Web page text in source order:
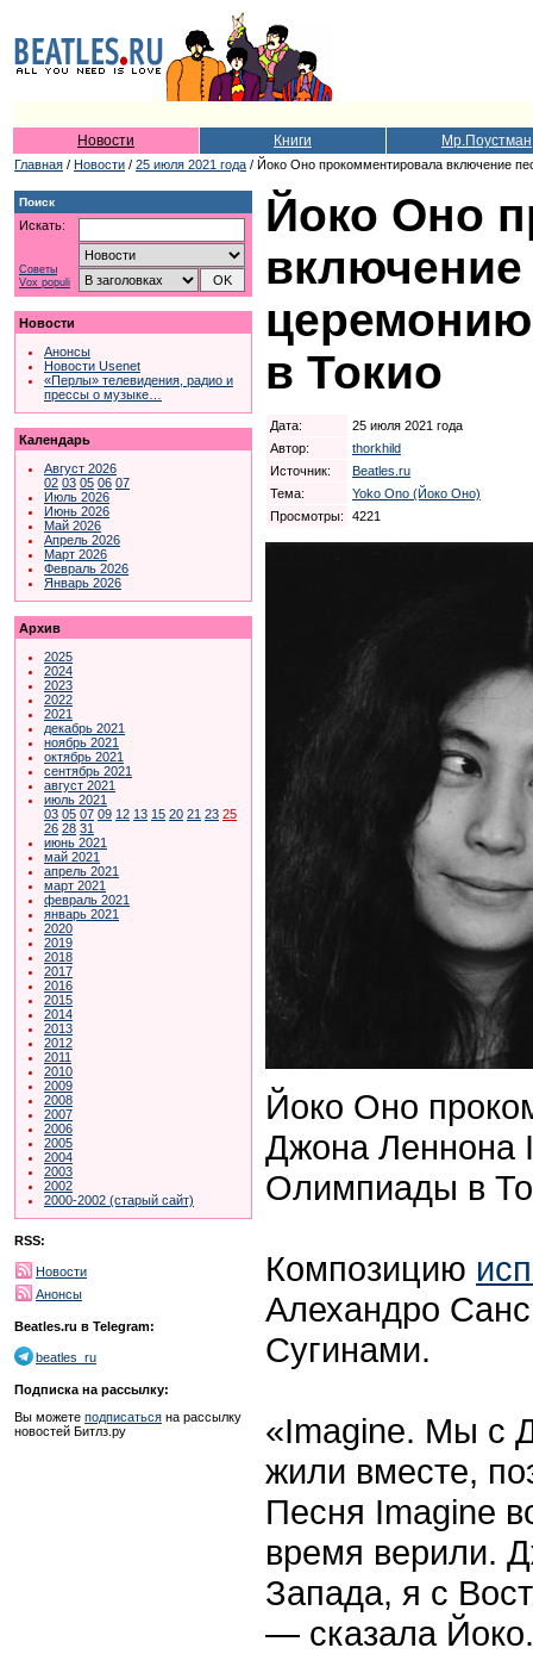
Новости Книги Мр.Поустман
Главная / Новости / 25 июля 2021 года / Йоко Оно прокомментировала включение
Поиск
Искать:
Советы
Vox populi
Новости
Анонсы
Новости Usenet
«Перлы» телевидения, радио и
прессы о музыке…
Календарь
Август 2026
02 03 05 06 07
Июль 2026
Июнь 2026
Май 2026
Апрель 2026
Март 2026
Февраль 2026
Январь 2026
Архив
2025
2024
2023
2022
2021
декабрь 2021
ноябрь 2021
октябрь 2021
сентябрь 2021
август 2021
июль 2021
03 05 07 09 12 13 15 20 21 23 25
26 28 31
июнь 2021
май 2021
апрель 2021
март 2021
февраль 2021
январь 2021
2020
2019
2018
2017
2016
2015
2014
2013
2012
2011
2010
2009
2008
2007
2006
2005
2004
2003
2002
2000-2002 (старый сайт)
RSS:
Новости
Анонсы
Beatles.ru в Telegram:
beatles_ru
Подписка на рассылку:
Вы можете подписаться на рассылку
новостей Битлз.ру
Йоко Оно
в Токио
Дата:
25 июля 2021 года
Автор:
thorkhild
Источник:
Beatles.ru
Тема:
Yoko Ono (Йоко Оно)
Просмотры:
4221
Йоко Оно
Джона Леннона
Олимпиады в
Композицию
Алехандро
Сугинами.
«Imagine. Мы с
жили вместе,
Песня Imagine
время верили.
Запада, я с
— сказала Йоко.